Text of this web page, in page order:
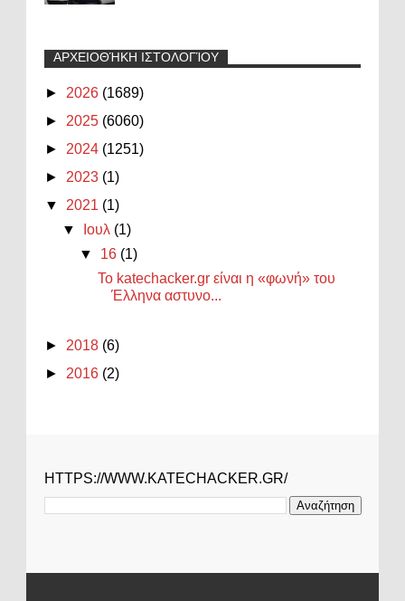
ΑΡΧΕΙΟΘΉΚΗ ΙΣΤΟΛΟΓΊΟΥ
► 2026 (1689)
► 2025 (6060)
► 2024 (1251)
► 2023 (1)
▼ 2021 (1)
▼
Ιουλ (1)
▼ 16 (1)
Το katechacker.gr είναι η «φωνή» του
Έλληνα αστυνο...
► 2018 (6)
► 2016 (2)
HTTPS://WWW.KATECHACKER.GR/